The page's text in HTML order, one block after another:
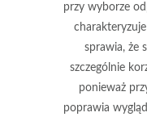
przy wyborze
sprawia, że
szczególnie
ponieważ
poprawia